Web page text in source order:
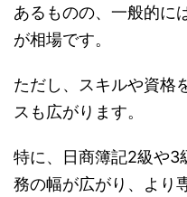
あるものの、一般的に
が相場です。
ただし、スキルや資格
スも広がります。
特に、日商簿記2級や3
務の幅が広がり、より